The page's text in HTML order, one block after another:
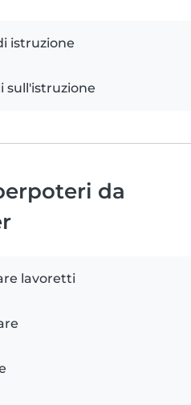
istruzione
sull'istruzione
da
lavoretti